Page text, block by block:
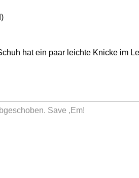
hat ein paar leichte Knicke im
Save ‚Em!